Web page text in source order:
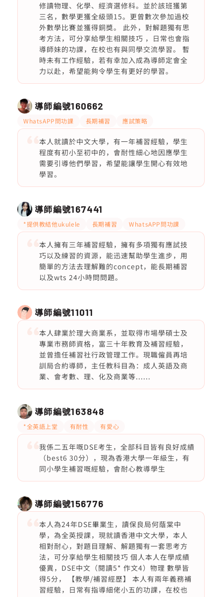
修讀物理、化學、經濟選修科。並於該班獲第
三名，數學更獲全級頭15。更曾數次參加過校
外數學比賽並獲得銅獎。 此外，對解題獨有思
考方法，可分享給學生相關技巧 ，日常也會指
導師妹的功課，在校也有與同學交流學習。 暫
時未有工作經驗，若有幸加入成為導師定會全
力以赴，希望能夠令學生有更好的學習。
導師編號160662
WhatsAPP問功課 長期補習 應試策略
本人就讀於中文大學，有一年補習經驗，學生
程度有初小至初中的，會耐性細心地因應學生
需要引導他們學習，希望能讓學生開心有效地
學習。
導師編號167441
*提供教結他ukulele 長期補習 WhatsAPP問功課
本人擁有三年補習經驗，擁有多項獨有應試技
巧以及練習的資源，能迅速幫助學生進步，用
簡單的方法去理解難的concept，能長期補習
以及wts 24小時問問題。
導師編號11011
本人肆業於理大商業系，並取得市場學碩士及
專業市務師資格，富三十年教育及補習經驗，
並曾擔任補習社行政管理工作。現職僱員再培
訓局合約導師，主任教科目為：成人英語及商
業、會考數、理、化及商業等......
導師編號163848
*全英語上堂 有耐性 有愛心
我係二五年嘅DSE考生，全部科目皆有良好成績
（best6 30分），現為香港大學一年級生，有
同小學生補習嘅經驗，會耐心教導學生
導師編號156776
本人為24年DSE畢業生，讀保良局何蔭棠中
學，為全英授課，現就讀香港中文大學，本人
相對耐心，對題目理解、解題獨有一套思考方
法，可分享給學生相關技巧 個人本人在學成績
優異，DSE中文（閱讀5* 作文4）物理 數學皆
得5分， 【教學/補習經歷】 本人有兩年義務補
習經驗，日常有指導細佬小五的功課，在校也